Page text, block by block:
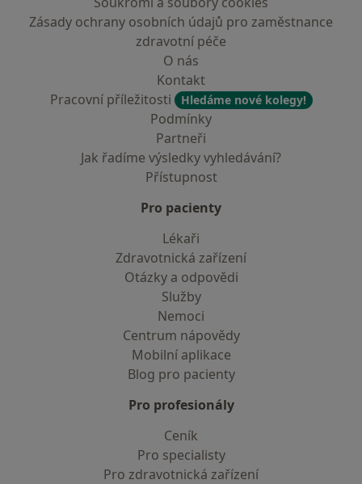
Zásady ochrany osobních údajů pro zaměstnance
zdravotní péče
O nás
Kontakt
Pracovní příležitosti
Hledáme nové kolegy!
Podmínky
Partneři
Jak řadíme výsledky vyhledávání?
Přístupnost
Pro pacienty
Lékaři
Zdravotnická zařízení
Otázky a odpovědi
Služby
Nemoci
Centrum nápovědy
Mobilní aplikace
Blog pro pacienty
Pro profesionály
Ceník
Pro specialisty
Pro zdravotnická zařízení